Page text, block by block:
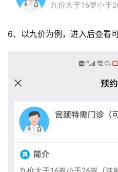
6、以九价为例，进入后查看